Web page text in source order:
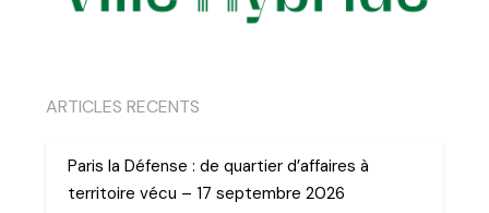
ARTICLES RECENTS
Paris la Défense : de quartier d’affaires à
territoire vécu – 17 septembre 2026